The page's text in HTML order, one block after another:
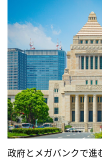
政府とメガバンクで